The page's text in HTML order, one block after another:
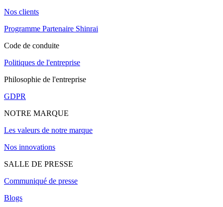
Nos clients
Programme Partenaire Shinrai
Code de conduite
Politiques de l'entreprise
Philosophie de l'entreprise
GDPR
NOTRE MARQUE
Les valeurs de notre marque
Nos innovations
SALLE DE PRESSE
Communiqué de presse
Blogs